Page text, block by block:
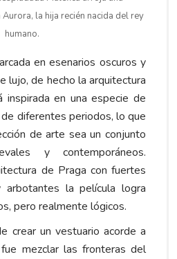
la hija recién nacida del rey
humano.
en esenarios oscuros y
lujo, de hecho la arquitectura
en una especie de
diferentes periodos, lo que
de arte sea un conjunto
y contemporáneos.
de Praga con fuertes
arbotantes la película logra
pero realmente lógicos.
crear un vestuario acorde a
mezclar las fronteras del